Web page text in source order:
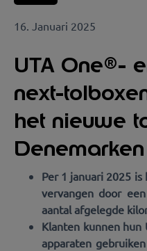
16. Januari 2025
UTA One®-
next-
het nieuwe
Denemarken
Per 1 januari 2025
vervangen door
aantal afgelegde
Klanten kunnen hun
apparaten